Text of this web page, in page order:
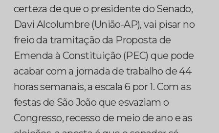
certeza de que o presidente do Senado,
Davi Alcolumbre (União-AP), vai pisar no
freio da tramitação da Proposta de
Emenda à Constituição (PEC) que pode
acabar com a jornada de trabalho de 44
horas semanais, a escala 6 por 1. Com as
festas de São João que esvaziam o
Congresso, recesso de meio de ano e as